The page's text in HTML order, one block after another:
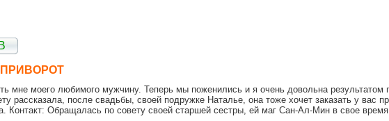
мне моего любимого мужчину. Теперь мы поженились и я очень довольна
рассказала, после свадьбы, своей подружке Наталье, она тоже хочет заказать у вас
Контакт: Обращалась по совету своей старшей сестры, ей маг Сан-Ал-Мин в свое